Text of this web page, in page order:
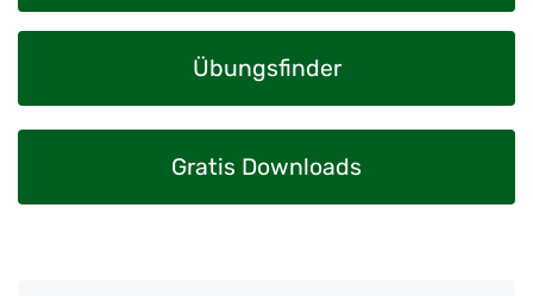
Übungsfinder
Gratis Downloads